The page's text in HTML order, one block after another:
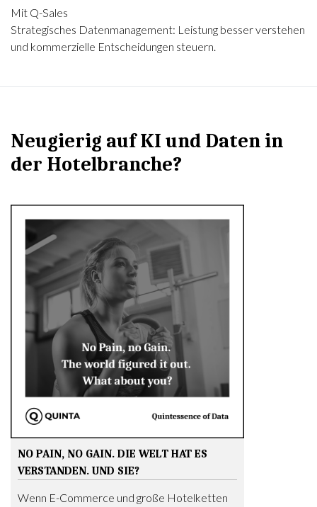
Mit Q-Sales
Strategisches Datenmanagement: Leistung besser verstehen
und kommerzielle Entscheidungen steuern.
Neugierig auf KI und Daten in
der Hotelbranche?
NO PAIN, NO GAIN. DIE WELT HAT ES
VERSTANDEN. UND SIE?
Wenn E-Commerce und große Hotelketten